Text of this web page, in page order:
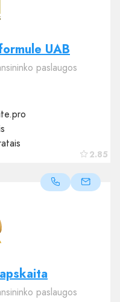
2.85
UAB
paslaugos
paslaugos